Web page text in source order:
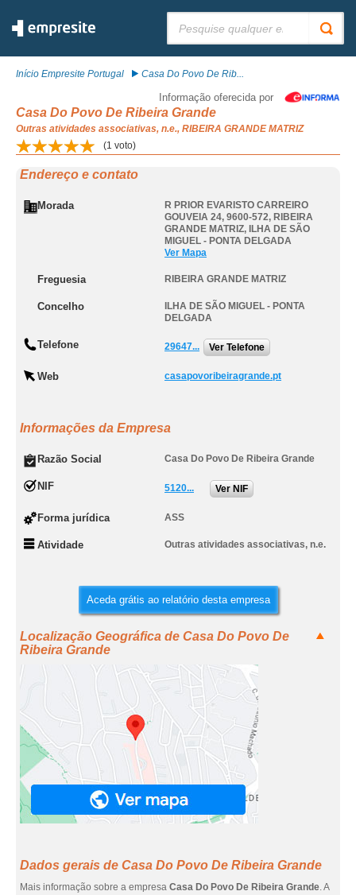
Início Empresite Portugal Casa Do Povo De Rib...
Informação oferecida por
Casa Do Povo De Ribeira Grande
Outras atividades associativas, n.e., RIBEIRA GRANDE MATRIZ
(1 voto)
Endereço e contato
Morada
R PRIOR EVARISTO CARREIRO
GOUVEIA 24, 9600-572, RIBEIRA
GRANDE MATRIZ, ILHA DE SÃO
MIGUEL - PONTA DELGADA
Ver Mapa
Freguesia RIBEIRA GRANDE MATRIZ
Concelho
ILHA DE SÃO MIGUEL - PONTA
DELGADA
Telefone 29647... Ver Telefone
Web casapovoribeiragrande.pt
Informações da Empresa
Razão Social Casa Do Povo De Ribeira Grande
NIF 5120... Ver NIF
Forma jurídica ASS
Atividade Outras atividades associativas, n.e.
Aceda grátis ao relatório desta empresa
Localização Geográfica de Casa Do Povo De
Ribeira Grande
Dados gerais de Casa Do Povo De Ribeira Grande
Mais informação sobre a empresa Casa Do Povo De Ribeira Grande. A